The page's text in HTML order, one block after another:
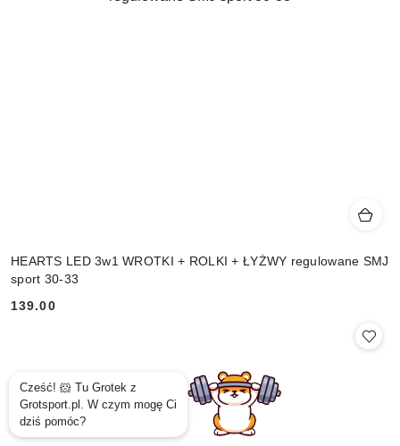
HEARTS LED 3w1 WROTKI + ROLKI + ŁYŻWY regulowane SMJ
sport 30-33
Cena:
139.00